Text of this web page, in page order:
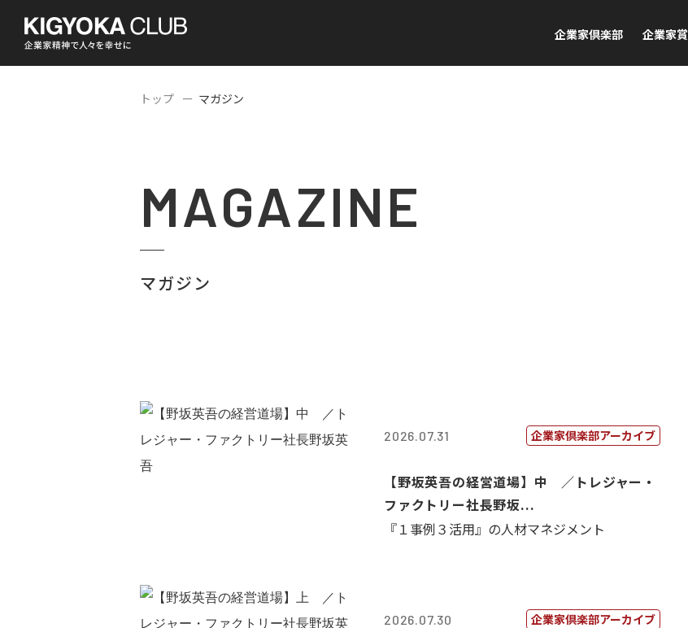
企業家倶楽部 企業家賞
トップ マガジン
MAGAZINE
マガジン
2026.07.31 企業家倶楽部アーカイブ
【野坂英吾の経営道場】中 ／トレジャー・
ファクトリー社長野坂...
『１事例３活用』の人材マネジメント
2026.07.30 企業家倶楽部アーカイブ